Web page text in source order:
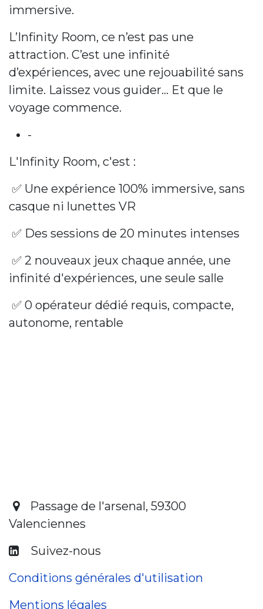
immersive.
L’Infinity Room, ce n’est pas une
attraction. C’est une infinité
d’expériences, avec une rejouabilité sans
limite. Laissez vous guider… Et que le
voyage commence.
-
L'Infinity Room, c'est :
✅ Une expérience 100% immersive, sans
casque ni lunettes VR
✅ Des sessions de 20 minutes intenses
✅ 2 nouveaux jeux chaque année, une
infinité d'expériences, une seule salle
✅ 0 opérateur dédié requis, compacte,
autonome, rentable
Passage de l'arsenal, 59300
Valenciennes
​ Suivez-nous
Conditions générales d'utilisation
Mentions légales